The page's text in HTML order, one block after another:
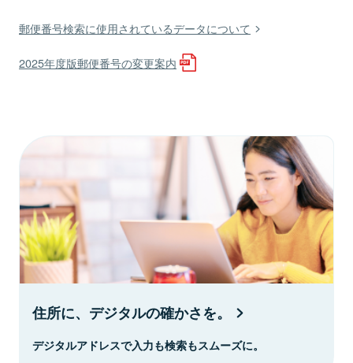
郵便番号検索に使用されているデータについて
2025年度版郵便番号の変更案内
住所に、デジタルの確かさを。
デジタルアドレスで入力も検索もスムーズに。